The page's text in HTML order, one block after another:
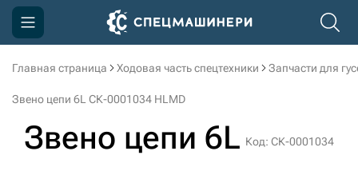
Главная страница Ходовая часть спецтехники Запчасти для
Звено цепи 6L СК-0001034 HLMD
Звено цепи 6L Код: СК-0001034
Компания
Доставка и оплата